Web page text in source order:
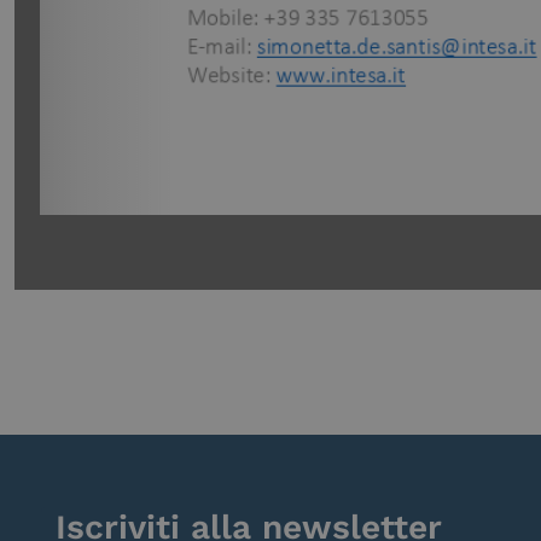
Iscriviti alla newsletter